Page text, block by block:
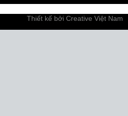
Thiết kế bởi Creative Việt Nam